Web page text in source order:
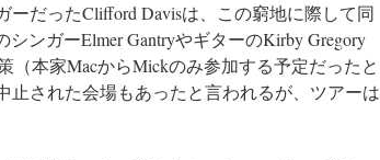
だったClifford Davisは、この窮地に際して同
ンガーElmer GantryやギターのKirby Gregory
（本家MacからMickのみ参加する予定だったと
された会場もあったと言われるが、ツアーは